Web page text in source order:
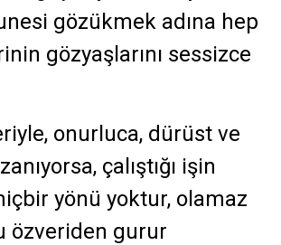
gözükmek adına hep
gözyaşlarını sessizce
onurluca, dürüst ve
çalıştığı işin
yönü yoktur, olamaz
özveriden gurur